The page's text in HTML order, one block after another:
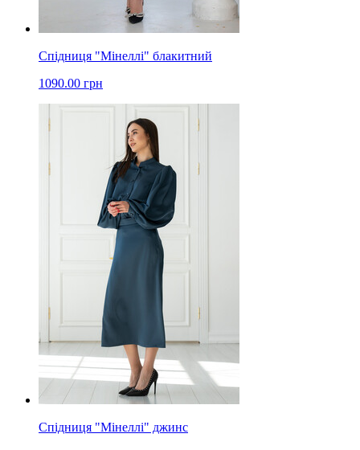
Спідниця "Мінеллі" блакитний
1090.00 грн
Спідниця "Мінеллі" джинс